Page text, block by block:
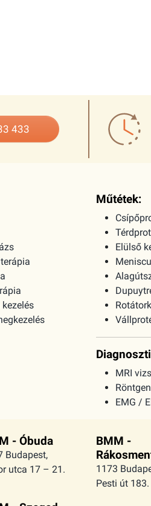
433
Műtétek:
Elülső
MRI
EMG /
- Óbuda
Budapest,
utca 17 – 21.
BMM -
1173
Pesti út 183.